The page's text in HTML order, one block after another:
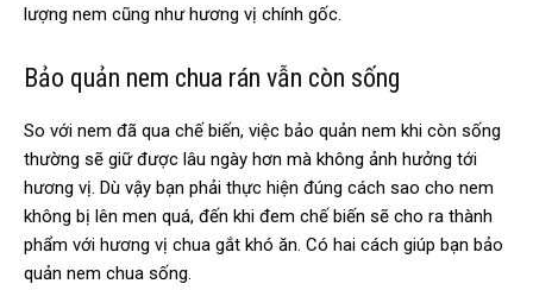
lượng nem cũng như hương vị chính gốc.
Bảo quản nem chua rán vẫn còn sống
So với nem đã qua chế biến, việc bảo quản nem khi còn sống
thường sẽ giữ được lâu ngày hơn mà không ảnh hưởng tới
hương vị. Dù vậy bạn phải thực hiện đúng cách sao cho nem
không bị lên men quá, đến khi đem chế biến sẽ cho ra thành
phẩm với hương vị chua gắt khó ăn. Có hai cách giúp bạn bảo
quản nem chua sống.